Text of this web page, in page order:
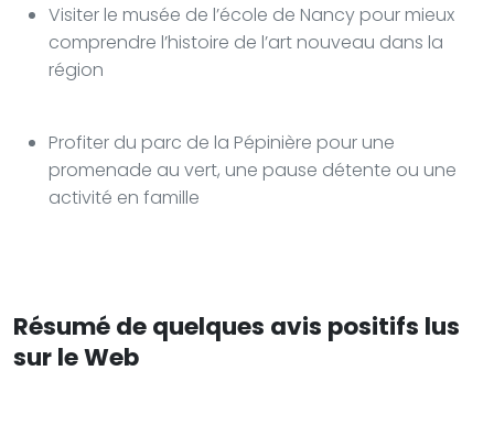
Visiter le musée de l’école de Nancy pour mieux
comprendre l’histoire de l’art nouveau dans la
région
Profiter du parc de la Pépinière pour une
promenade au vert, une pause détente ou une
activité en famille
Résumé de quelques avis positifs lus
sur le Web